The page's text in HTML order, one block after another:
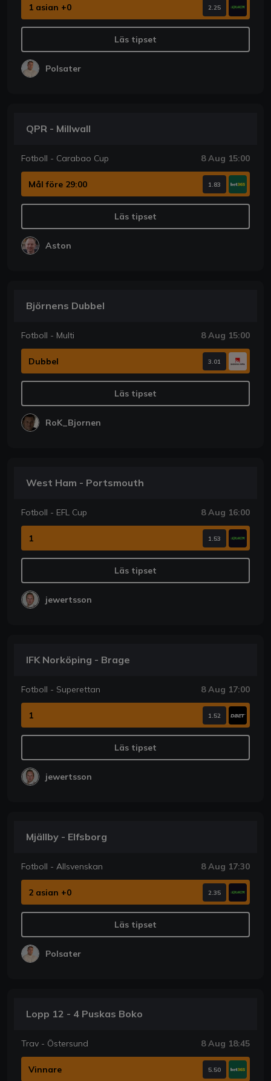
1 asian +0 2.25
Läs tipset
Polsater
QPR - Millwall
Fotboll - Carabao Cup 8 Aug 15:00
Mål före 29:00 1.83
Läs tipset
Aston
Björnens Dubbel
Fotboll - Multi 8 Aug 15:00
Dubbel 3.01
Läs tipset
RoK_Bjornen
West Ham - Portsmouth
Fotboll - EFL Cup 8 Aug 16:00
1 1.53
Läs tipset
jewertsson
IFK Norköping - Brage
Fotboll - Superettan 8 Aug 17:00
1 1.52
Läs tipset
jewertsson
Mjällby - Elfsborg
Fotboll - Allsvenskan 8 Aug 17:30
2 asian +0 2.35
Läs tipset
Polsater
Lopp 12 - 4 Puskas Boko
Trav - Östersund 8 Aug 18:45
Vinnare 5.50